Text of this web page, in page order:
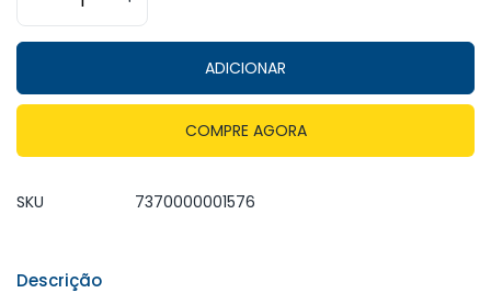
ADICIONAR
COMPRE AGORA
SKU 7370000001576
Descrição